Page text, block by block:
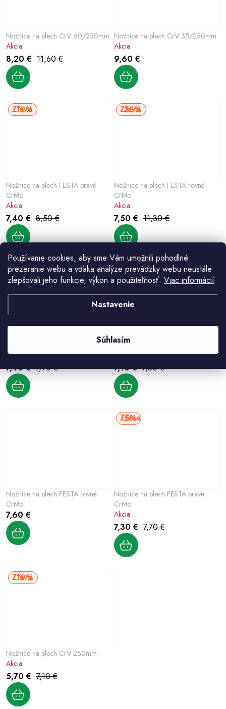
Používame cookies, aby sme Vám umožnili pohodlné
prezeranie webu a vďaka analýze prevádzky webu neustále
zlepšovali jeho funkcie, výkon a použiteľnosť. Viac informácií
Nastavenie
Súhlasím
Nožnice na plech CrV 60/250mm
8,20 € 11,60 €
Akcia
Nožnice na plech CrV 35/250mm
9,60 €
Akcia
Nožnice na plech FESTA pravé
CrMo
12%
7,40 € 8,50 €
Akcia
Nožnice na plech FESTA rovné
CrMo
33%
7,50 € 11,30 €
Akcia
Nožnice na plech FESTA ľavé CrMo
6%
7,40 € 7,90 €
Akcia
Nožnice na plech FESTA ľavé CrMo
5%
7,10 € 7,50 €
Akcia
Nožnice na plech FESTA rovné
CrMo
7,60 €
Nožnice na plech FESTA pravé
CrMo
5%
7,30 € 7,70 €
Akcia
Nožnice na plech CrV 250mm
19%
5,70 € 7,10 €
Akcia